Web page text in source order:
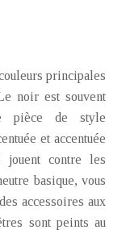
principales
noir est souvent
pièce de style
et accentuée
jouent contre les
basique, vous
accessoires aux
sont peints au